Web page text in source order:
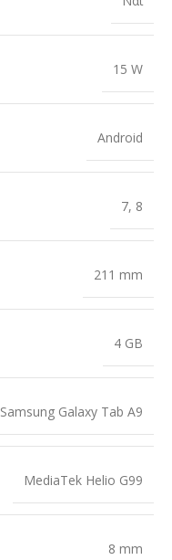
15 W
Android
7, 8
211 mm
4 GB
Samsung Galaxy Tab A9
MediaTek Helio G99
8 mm